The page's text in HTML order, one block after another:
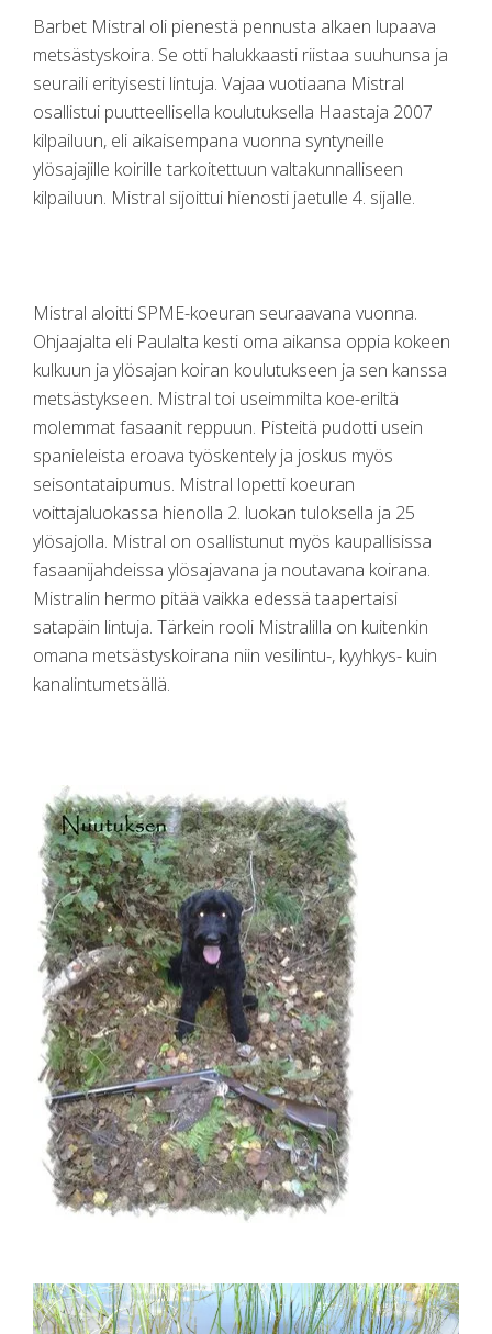
Barbet Mistral oli pienestä pennusta alkaen lupaava
metsästyskoira. Se otti halukkaasti riistaa suuhunsa ja
seuraili erityisesti lintuja. Vajaa vuotiaana Mistral
osallistui puutteellisella koulutuksella Haastaja 2007
kilpailuun, eli aikaisempana vuonna syntyneille
ylösajajille koirille tarkoitettuun valtakunnalliseen
kilpailuun. Mistral sijoittui hienosti jaetulle 4. sijalle.
Mistral aloitti SPME-koeuran seuraavana vuonna.
Ohjaajalta eli Paulalta kesti oma aikansa oppia kokeen
kulkuun ja ylösajan koiran koulutukseen ja sen kanssa
metsästykseen. Mistral toi useimmilta koe-eriltä
molemmat fasaanit reppuun. Pisteitä pudotti usein
spanieleista eroava työskentely ja joskus myös
seisontataipumus. Mistral lopetti koeuran
voittajaluokassa hienolla 2. luokan tuloksella ja 25
ylösajolla. Mistral on osallistunut myös kaupallisissa
fasaanijahdeissa ylösajavana ja noutavana koirana.
Mistralin hermo pitää vaikka edessä taapertaisi
satapäin lintuja. Tärkein rooli Mistralilla on kuitenkin
omana metsästyskoirana niin vesilintu-, kyyhkys- kuin
kanalintumetsällä.